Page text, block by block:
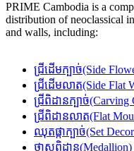
PRIME Cambodia is a
distribution of neoclassical
and walls, including:
ជ្រីដើមក្បាច់(Side
ជ្រីដើមលាត(Side Flat
ជ្រីពិដានក្បាច់
ជ្រីពិដានលាត(Flat
ឈុតផ្កាក្បាច់(Set
ថាសពិដាន(Medallion)